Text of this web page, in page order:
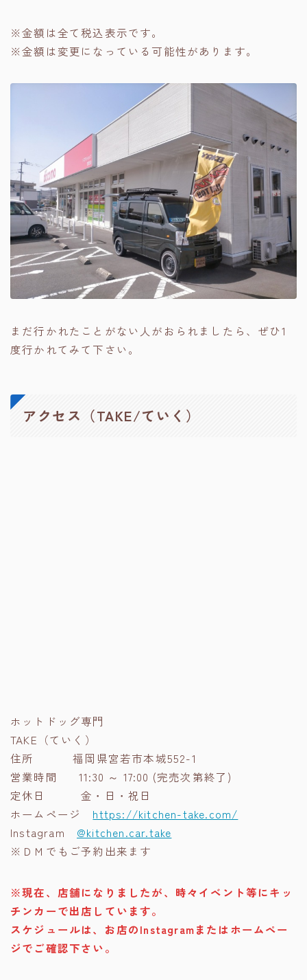
※金額は全て税込表示です。
※金額は変更になっている可能性があります。
まだ行かれたことがない人がおられましたら、ぜひ1
度行かれてみて下さい。
アクセス（TAKE/ていく）
ホットドッグ専門
TAKE（ていく）
住所 福岡県宮若市本城552-1
営業時間 11:30 ～ 17:00 (完売次第終了)
定休日 金・日・祝日
ホームページ https://kitchen-take.com/
Instagram @kitchen.car.take
※ＤＭでもご予約出来ます
※現在、店舗になりましたが、時々イベント等にキッ
チンカーで出店しています。
スケジュールは、お店のInstagramまたはホームペー
ジでご確認下さい。